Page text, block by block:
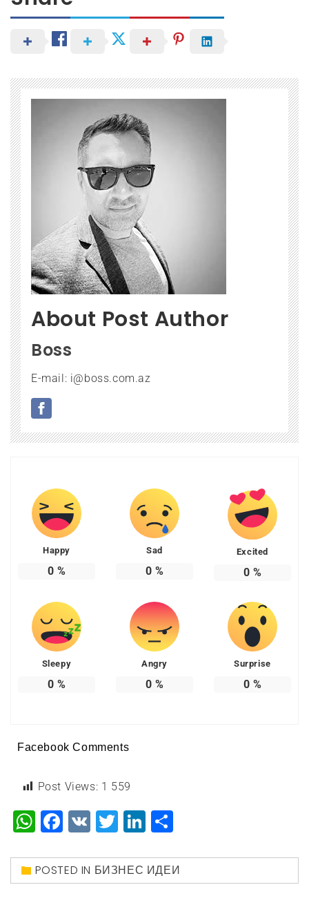
About Post Author
Boss
E-mail: i@boss.com.az
Happy
0 %
Sad
0 %
Excited
0 %
Sleepy
0 %
Angry
0 %
Surprise
0 %
Facebook Comments
Post Views: 1 559
WhatsApp
Facebook
VK TwitterLinkedIn
POSTED IN БИЗНЕС ИДЕИ